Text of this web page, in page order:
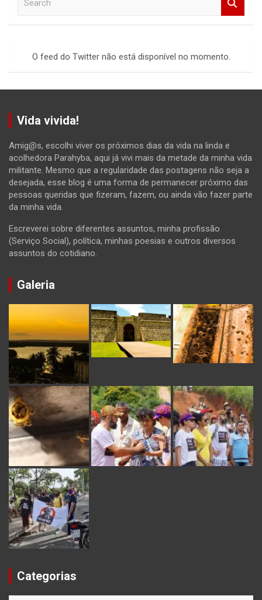
O feed do Twitter não está disponível no momento.
Vida vivida!
Amig@s, escolhi viver os próximos dias da vida na linda e
acolhedora Parahyba, aqui já vivi mais da metade da minha vida
militante. Mesmo que a regularidade das postagens não seja a
desejada, esse blog é uma forma de permanecer próximo das
pessoas queridas que fizeram, fazem, ou ainda vão fazer parte
da minha vida.
Escreverei sobre diferentes assuntos, minha profissão
(Serviço Social), política, minhas poesias e outros diversos
assuntos do cotidiano.
Galeria
Categorias